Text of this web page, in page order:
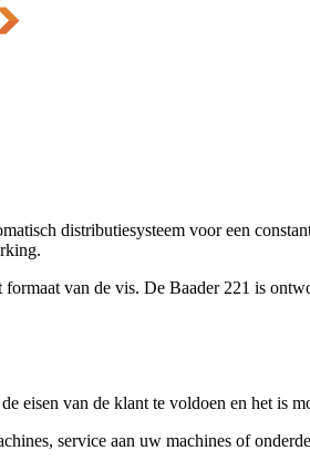
distributiesysteem voor een
van de vis. De Baader 221 is
eisen van de klant te voldoen en het is
service aan uw machines of